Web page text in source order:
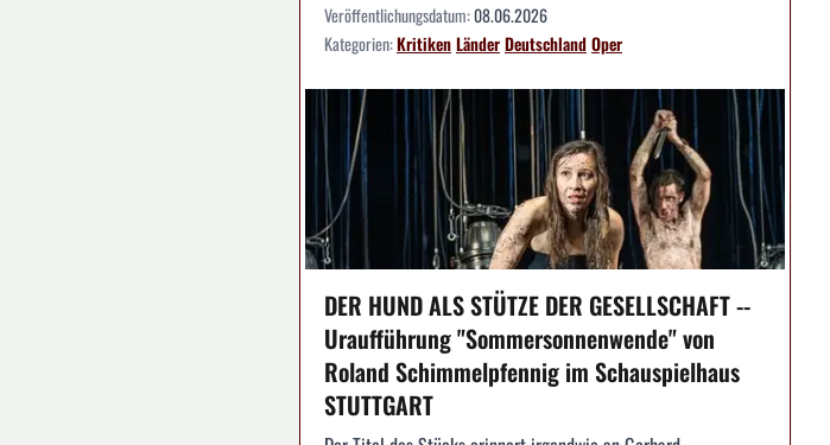
Veröffentlichungsdatum:08.06.2026
Kategorien:KritikenLänderDeutschlandOper
DER HUND ALS STÜTZE DER GESELLSCHAFT --
Uraufführung "Sommersonnenwende" von
Roland Schimmelpfennig im Schauspielhaus
STUTTGART